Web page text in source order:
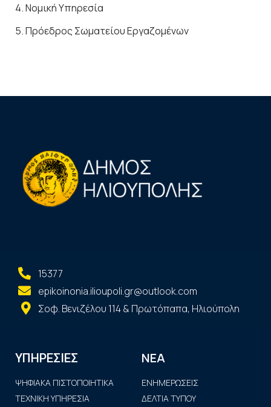
4. Νομική Υπηρεσία
5. Πρόεδρος Σωματείου Εργαζομένων
15377
epikoinonia.ilioupoli.gr@outlook.com
Σοφ. Βενιζέλου 114 & Πρωτόπαπα, Ηλιούπολη
ΥΠΗΡΕΣΙΕΣ
ΨΗΦΙΑΚΑ ΠΙΣΤΟΠΟΙΗΤΙΚΑ
ΤΕΧΝΙΚΗ ΥΠΗΡΕΣΙΑ
ΝΕΑ
ΕΝΗΜΕΡΩΣΕΙΣ
ΔΕΛΤΙΑ ΤΥΠΟΥ